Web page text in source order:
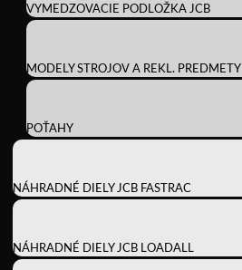
VYMEDZOVACIE PODLOŽKA JCB
MODELY STROJOV A REKL. PREDMETY
POŤAHY
NÁHRADNÉ DIELY JCB FASTRAC
NÁHRADNÉ DIELY JCB LOADALL